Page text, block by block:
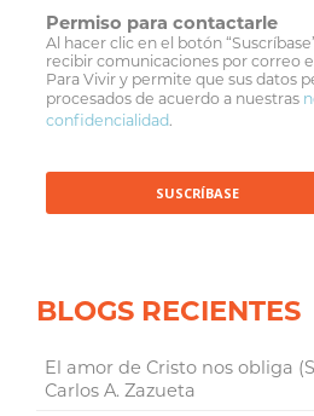
Permiso para contactarle
Al hacer clic en el botón
recibir comunicaciones por correo
Para Vivir y permite que sus datos
procesados de acuerdo a nuestras
confidencialidad.
BLOGS RECIENTES
El amor de Cristo nos obliga
Carlos A. Zazueta